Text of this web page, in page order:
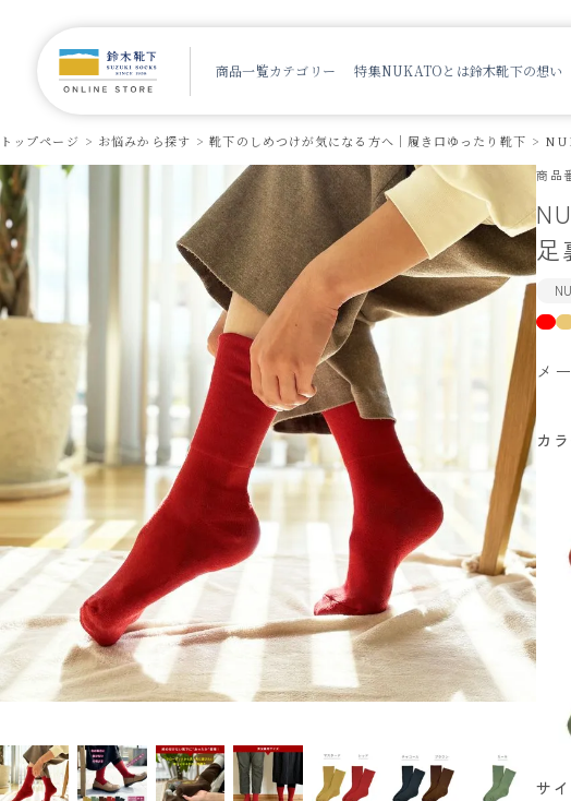
商品一覧カテゴリー 特集NUKATOとは鈴木靴下の想い
トップページ お悩みから探す 靴下のしめつけが気になる方へ｜履き口ゆったり靴下
商品
足
メ
サ
カ